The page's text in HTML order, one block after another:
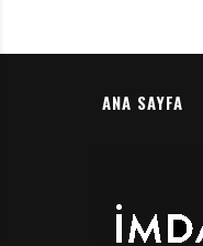
ANA SAYFA